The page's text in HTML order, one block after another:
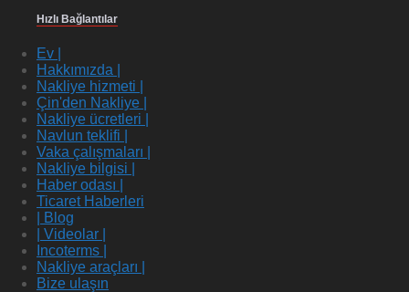
Hızlı Bağlantılar
Ev |
Hakkımızda |
Nakliye hizmeti |
Çin'den Nakliye |
Nakliye ücretleri |
Navlun teklifi |
Vaka çalışmaları |
Nakliye bilgisi |
Haber odası |
Ticaret Haberleri
| Blog
| Videolar |
Incoterms |
Nakliye araçları |
Bize ulaşın